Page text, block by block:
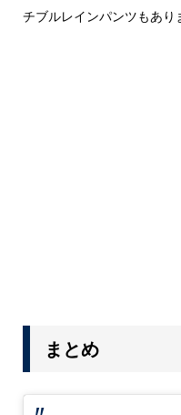
チブルレインパンツもあり
まとめ